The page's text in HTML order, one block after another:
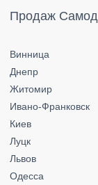
Продаж
Винница
Днепр
Житомир
Ивано-Франковск
Киев
Луцк
Львов
Одесса